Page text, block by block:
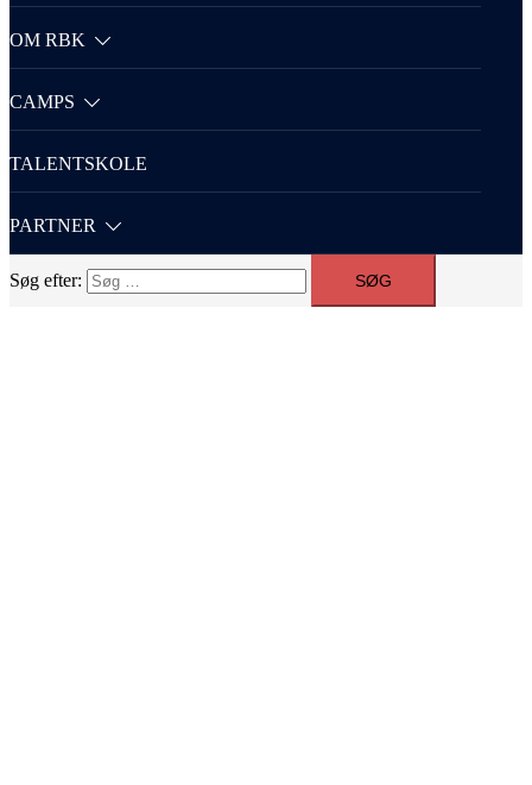
OM RBK
CAMPS
TALENTSKOLE
PARTNER
Søg efter: